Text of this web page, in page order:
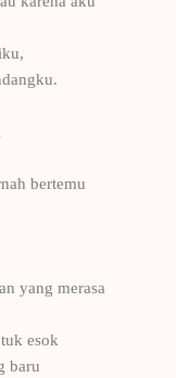
bertemu
yang merasa
esok
baru